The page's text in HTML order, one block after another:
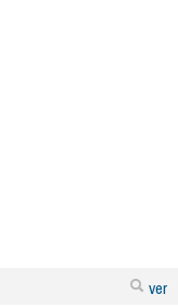
ver